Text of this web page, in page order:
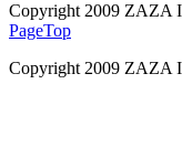
Copyright 2009 ZAZA
PageTop
Copyright 2009 ZAZA